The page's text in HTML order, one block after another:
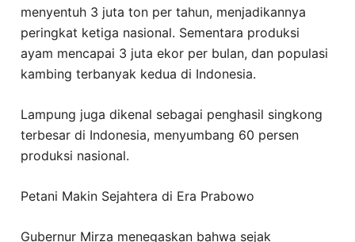
menyentuh 3 juta ton per tahun, menjadikannya
peringkat ketiga nasional. Sementara produksi
ayam mencapai 3 juta ekor per bulan, dan populasi
kambing terbanyak kedua di Indonesia.
Lampung juga dikenal sebagai penghasil singkong
terbesar di Indonesia, menyumbang 60 persen
produksi nasional.
Petani Makin Sejahtera di Era Prabowo
Gubernur Mirza menegaskan bahwa sejak